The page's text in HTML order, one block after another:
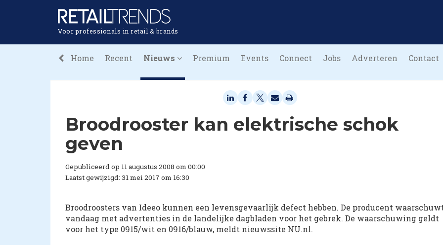
Voor professionals in retail & brands
Home Recent Nieuws Premium Events Connect Jobs Adverteren Contact
Broodrooster kan elektrische schok
geven
Gepubliceerd op 11 augustus 2008 om 00:00
Laatst gewijzigd: 31 mei 2017 om 16:30
Broodroosters van Ideeo kunnen een levensgevaarlijk defect hebben. De producent
vandaag met advertenties in de landelijke dagbladen voor het gebrek. De waarschuwing geldt
voor het type 0915/wit en 0916/blauw, meldt nieuwssite NU.nl.